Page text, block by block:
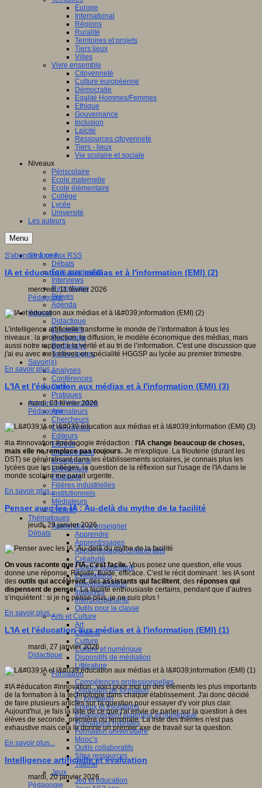
Europe
International
Régions
Ruralité
Territoires et projets
Tiers lieux
Villes
Vivre ensemble
Citoyenneté
Culture européenne
Démocratie
Egalité Hommes/Femmes
Ethique
Gouvernance
Inclusion
Laïcité
Ressources citoyenneté
Tiers - lieux
Vie scolaire et sociale
Niveaux
Périscolaire
Ecole maternelle
Ecole élémentaire
Collège
Lycée
Université
Les auteurs
Menu
S'informer
Débats
Faits marquants
Interviews
Reportages
Brèves
Agenda
Innover
Didactique
Dispositifs
Pédagogie
Recherche
Technologies
Savoir(s)
Analyses
Conférences
Outils
Pratiques
Acteurs de l'éducation
Animateurs
Chercheurs
Collectivités
Editeurs
EdTech
Encadrement
Enseignants
Entreprises
Etudiants
Filières industrielles
Institutionnels
Médiateurs
Parents
Thématiques
Apprendre et enseigner
Apprendre
Apprentissages
Apprentissages collaboratifs
Créativité
Culture numérique
Evaluations
Individualisation
Initiatives
Interdisciplinarité
Outils pour la classe
Arts et Culture
Art
Cinéma
Culture
Culture et numérique
Dispositifs de médiation
Littérature
Formation
Compétences professionnelles
Dispositifs de formation
E- formation
Enjeux et évolutions
Enseignement supérieur et numérique
Formations hybrides
Formation universitaire
Mooc’s
Outils collaboratifs
Sites ressources
Tutorat
Jeux
Jeu et éducation
S'abonner à ce flux RSS
IA et éducation aux médias et à l'information (EMI) (2)
mercredi, 11 février 2026
Pédagogie
L’intelligence artificielle transforme le monde de l’information à tous les
niveaux : la production, la diffusion, le modèle économique des médias, mais
aussi notre rapport à la vérité et au tri de l’information. C'est une discussion que
j'ai eu avec mes élèves en spécialité HGGSP au lycée au premier trimestre.
En savoir plus...
L'IA et l'éducation aux médias et à l'information (EMI) (3)
mardi, 03 février 2026
Pédagogie
#ia #innovation #pédagogie #rédaction : l'IA change beaucoup de choses,
mais elle ne remplace pas toujours. Je m'explique. La filouterie (durant les
DST) se généralisant dans les établissements scolaires, je connais plus les
lycées que les collèges, la question de la réflexion sur l'usage de l'IA dans le
monde scolaire me parait urgente.
En savoir plus...
Penser avec les IA : Au-delà du mythe de la facilité
jeudi, 29 janvier 2026
Débats
On vous raconte que l'IA, c'est facile.Vous posez une question, elle vous
donne une réponse. Rapide, fluide, efficace. C'est le récit dominant : les IA sont
des outils qui accélèrent, desassistants qui facilitent, des réponses qui
dispensent de penser. La facilité enthousiaste certains, pendant que d’autres
s’inquiètent : si je ne pense plus, je ne suis plus !
En savoir plus...
L'IA et l'éducation aux médias et à l'information (EMI) (1)
mardi, 27 janvier 2026
Didactique
#IA #éducation #innovation : voici pour moi un des éléments les plus importants
de la formation à la technologie dans chaque établissement. J'ai donc décidé
de faire plusieurs articles sur la question pour essayer d'y voir plus clair.
Aujourd'hui, je fais la liste de ce que j'ai envie de parler sur la question à des
élèves de seconde, première ou terminale. La liste des thèmes n'est pas
exhaustive mais cela le donne un premier axe de travail sur la question.
En savoir plus...
Intelligence artificielle et évaluation
mardi, 20 janvier 2026
Pédagogie